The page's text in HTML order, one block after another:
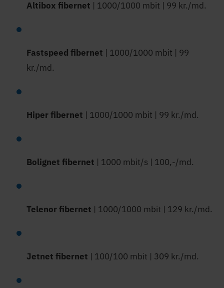
Altibox fibernet | 1000/1000 mbit | 99 kr./md.
Fastspeed fibernet | 1000/1000 mbit | 99
kr./md.
Hiper fibernet | 1000/1000 mbit | 99 kr./md.
Bolignet fibernet | 1000 mbit/s | 100,-/md.
Telenor fibernet | 1000/1000 mbit | 129 kr./md.
Jetnet fibernet | 100/100 mbit | 309 kr./md.